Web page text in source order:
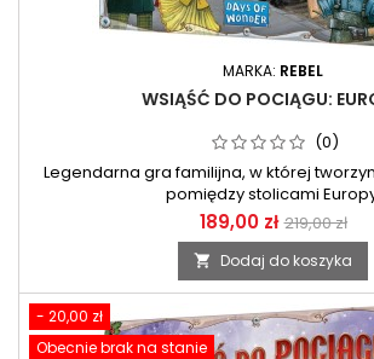
MARKA: REBEL
WSIĄŚĆ DO POCIĄGU:
(0)
Legendarna gra familijna, w której
pomiędzy stolicami
189,00 zł 219,00 zł
 Dodaj do koszyka
- 20,00 zł
Obecnie brak na stanie